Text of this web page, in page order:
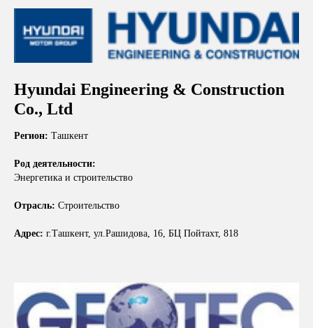
Hyundai Engineering & Construction
Co., Ltd
Регион: Ташкент
Род деятельности:
Энергетика и строительство
Отрасль: Строительство
Адрес: г.Ташкент, ул.Рашидова, 16, БЦ Пойтахт, 818